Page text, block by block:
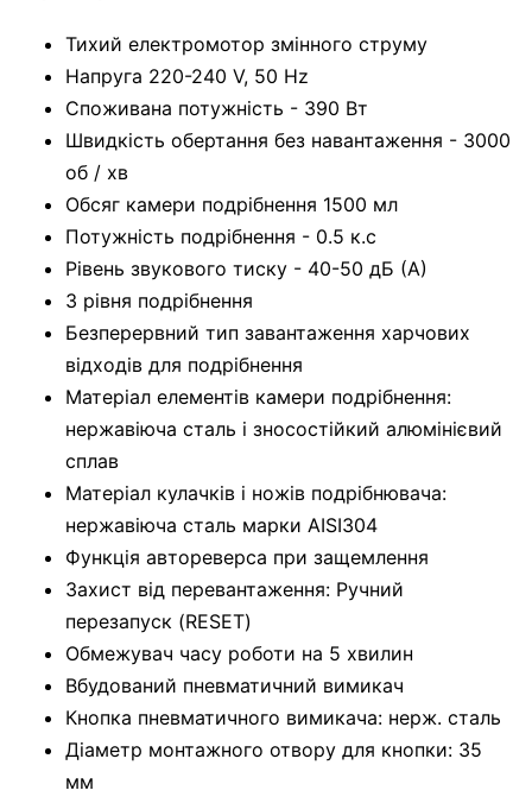
Тихий електромотор змінного струму
Напруга 220-240 V, 50 Hz
Споживана потужність - 390 Вт
Швидкість обертання без навантаження - 3000
об / хв
Обсяг камери подрібнення 1500 мл
Потужність подрібнення - 0.5 к.с
Рівень звукового тиску - 40-50 дБ (А)
3 рівня подрібнення
Безперервний тип завантаження харчових
відходів для подрібнення
Матеріал елементів камери подрібнення:
нержавіюча сталь і зносостійкий алюмінієвий
сплав
Матеріал кулачків і ножів подрібнювача:
нержавіюча сталь марки AISI304
Функція автореверса при защемлення
Захист від перевантаження: Ручний
перезапуск (RESET)
Обмежувач часу роботи на 5 хвилин
Вбудований пневматичний вимикач
Кнопка пневматичного вимикача: нерж. сталь
Діаметр монтажного отвору для кнопки: 35
мм